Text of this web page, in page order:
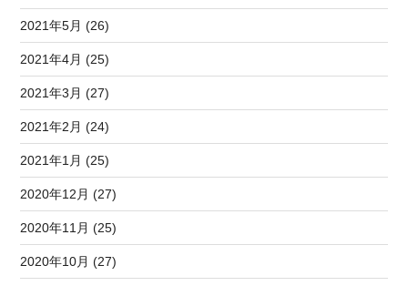
2021年5月 (26)
2021年4月 (25)
2021年3月 (27)
2021年2月 (24)
2021年1月 (25)
2020年12月 (27)
2020年11月 (25)
2020年10月 (27)